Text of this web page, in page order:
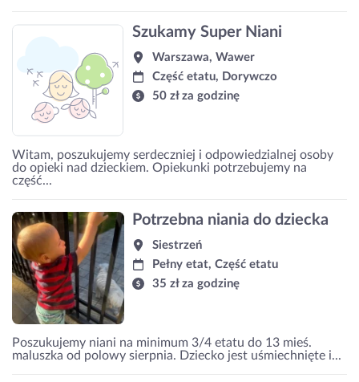
Szukamy Super Niani
Warszawa, Wawer
Część etatu, Dorywczo
50 zł za godzinę
Witam, poszukujemy serdeczniej i odpowiedzialnej osoby
do opieki nad dzieckiem. Opiekunki potrzebujemy na
część...
Potrzebna niania do dziecka
Siestrzeń
Pełny etat, Część etatu
35 zł za godzinę
Poszukujemy niani na minimum 3/4 etatu do 13 mieś.
maluszka od polowy sierpnia. Dziecko jest uśmiechnięte i...